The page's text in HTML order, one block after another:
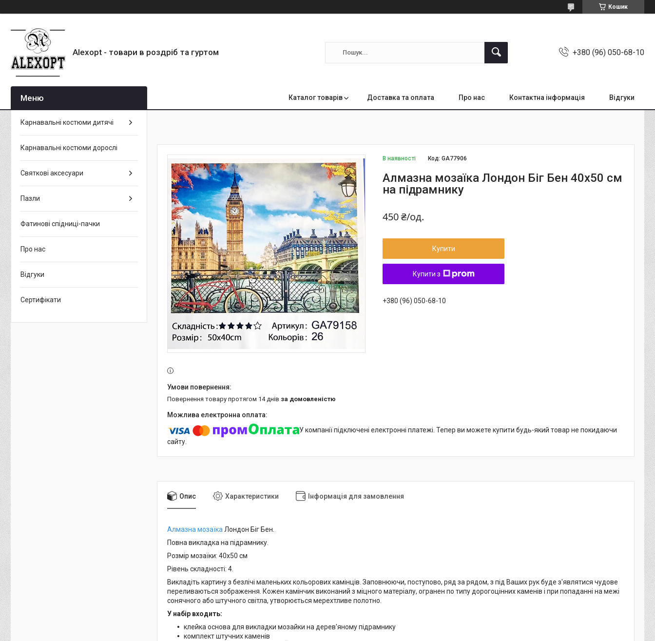
Кошик
Alexopt - товари в роздріб та гуртом +380 (96) 050-68-10
Каталог товарів Доставка та оплата Про нас Контактна інформація Відгуки
В наявності Код:GA77906
Алмазна мозаїка Лондон Біг Бен 40x50 см
на підрамнику
450 ₴/од.
Купити
Купити з
+380 (96) 050-68-10
повернення товару протягом 14 днів за домовленістю
У компанії підключені електронні платежі. Тепер ви можете купити будь-який товар не покидаючи
сайту.
Опис Характеристики Інформація для замовлення
Алмазна мозаїкаЛондон Біг Бен.
Повна викладка на підрамнику.
Розмір мозаїки: 40x50 см
Рівень складності: 4.
Викладіть картину з безлічі маленьких кольорових камінців. Заповнюючи, поступово, ряд за рядом, з під Ваших рук буде з'являтися чудове
переливаються зображення. Кожен камінчик виконаний з міцного матеріалу, огранен по типу дорогоцінних каменів і при попаданні на межі
сонячного або штучного світла, утворюється мерехтливе полотно.
У набір входить:
клейка основа для викладки мозайки на дерев'яному підрамнику
комплект штучних каменів
Карнавальні костюми дитячі
Карнавальні костюми дорослі
Святкові аксесуари
Пазли
Фатинові спідниці-пачки
Про нас
Відгуки
Сертифікати